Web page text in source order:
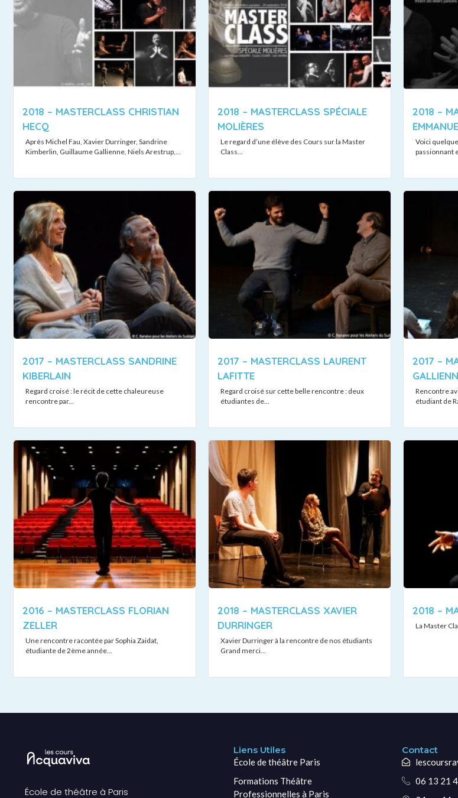
2018 – MASTERCLASS CHRISTIAN
HECQ
Après Michel Fau, Xavier Durringer, Sandrine
Kimberlin, Guillaume Gallienne, Niels Arestrup,...
2018 – MASTERCLASS SPÉCIALE
MOLIÈRES
Le regard d’une élève des Cours sur la Master
Class...
2018 –
Voici
passionnant
2017 – MASTERCLASS SANDRINE
KIBERLAIN
Regard croisé : le récit de cette chaleureuse
rencontre par...
2017 – MASTERCLASS LAURENT
LAFITTE
Regard croisé sur cette belle rencontre : deux
étudiantes de...
2017 –
Rencontre
étudiant de
2016 – MASTERCLASS FLORIAN
ZELLER
Une rencontre racontée par Sophia Zaidat,
étudiante de 2ème année...
2018 – MASTERCLASS XAVIER
DURRINGER
Xavier Durringer à la rencontre de nos étudiants
Grand merci...
2018 –
La Master
École de théâtre à Paris
Liens Utiles
École de théâtre Paris
Formations Théâtre
Professionnelles à Paris
Contact
06 13 21